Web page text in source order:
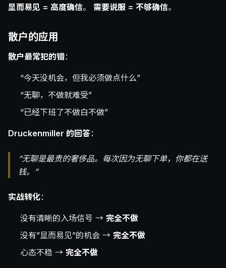
显而易见 = 高度确信。 需要说服 = 不够确信。
散户的应用
散户最常犯的错：
“今天没机会，但我必须做点什么”
“无聊，不做就难受”
“已经下班了不做白不做”
Druckenmiller 的回答：
“无聊是最贵的奢侈品。每次因为无聊下单，你都在送
钱。”
实战转化：
没有清晰的入场信号 → 完全不做
没有”显而易见”的机会 → 完全不做
心态不稳 → 完全不做